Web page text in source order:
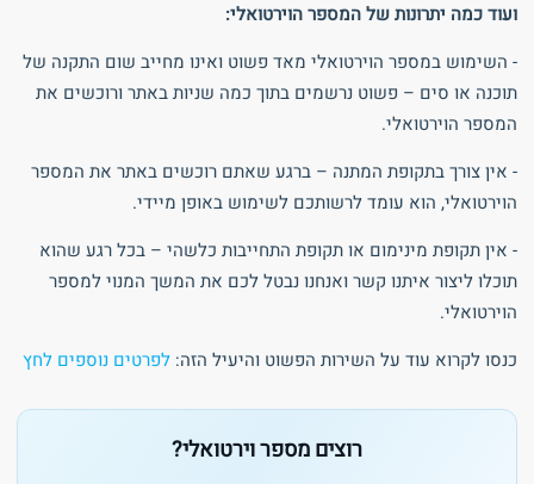
ועוד כמה יתרונות של המספר הוירטואלי:
- השימוש במספר הוירטואלי מאד פשוט ואינו מחייב שום התקנה של
תוכנה או סים – פשוט נרשמים בתוך כמה שניות באתר ורוכשים את
המספר הוירטואלי.
- אין צורך בתקופת המתנה – ברגע שאתם רוכשים באתר את המספר
הוירטואלי, הוא עומד לרשותכם לשימוש באופן מיידי.
- אין תקופת מינימום או תקופת התחייבות כלשהי – בכל רגע שהוא
תוכלו ליצור איתנו קשר ואנחנו נבטל לכם את המשך המנוי למספר
הוירטואלי.
כנסו לקרוא עוד על השירות הפשוט והיעיל הזה: לפרטים נוספים לחץ
רוצים מספר וירטואלי?